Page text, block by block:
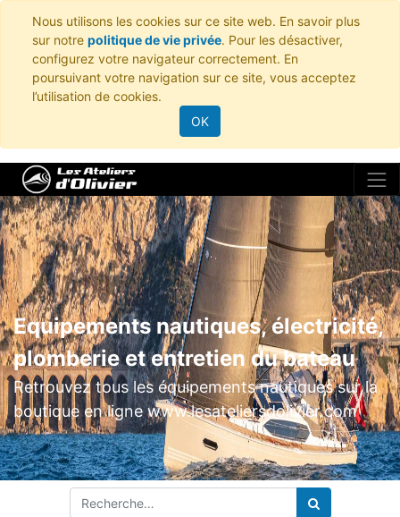
Nous utilisons les cookies sur ce site web. En savoir plus
sur notre politique de vie privée. Pour les désactiver,
configurez votre navigateur correctement. En
poursuivant votre navigation sur ce site, vous acceptez
l’utilisation de cookies.
OK
Equipements nautiques, électricité,
plomberie et entretien du bateau
Retrouvez tous les équipements nautiques sur la
boutique en ligne www.lesateliersdolivier.com